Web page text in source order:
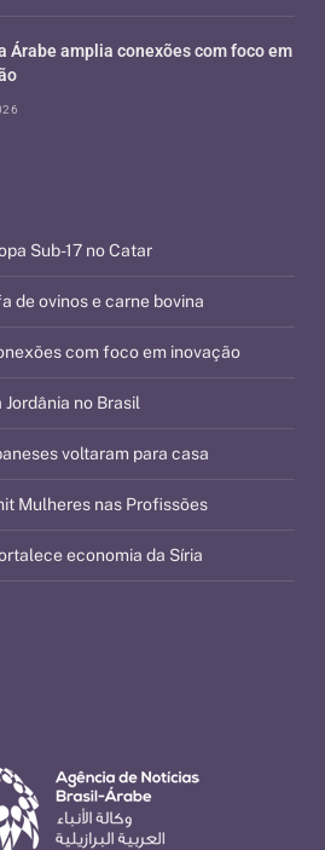
Sub-17 no Catar
de ovinos e carne bovina
com foco em inovação
no Brasil
voltaram para casa
Mulheres nas Profissões
economia da Síria
Árabe amplia conexões com foco em